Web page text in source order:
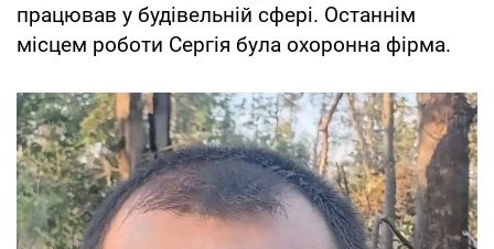
працював у будівельній сфері. Останнім
місцем роботи Сергія була охоронна фірма.